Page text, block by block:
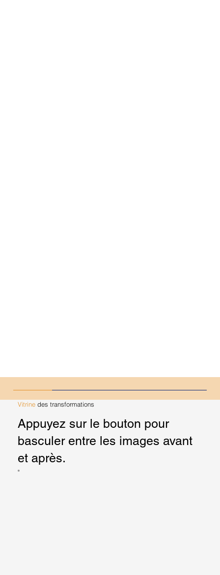
Vitrinedes transformations
Appuyez sur le bouton pour
basculer entre les images avant
et après.